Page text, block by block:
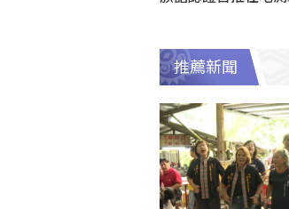
推薦新聞